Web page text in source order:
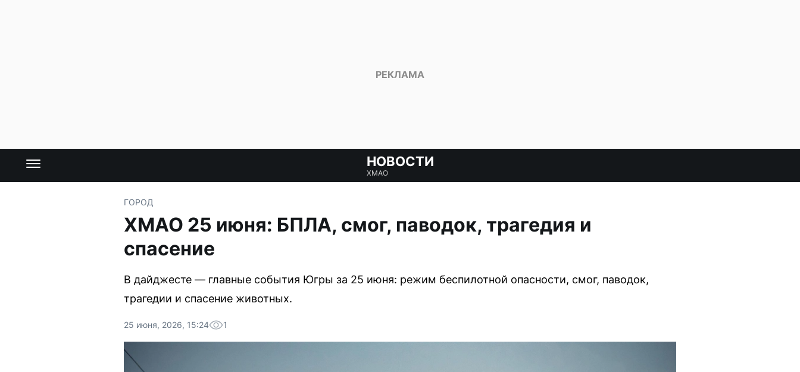
НОВОСТИ
ХМАО
ГОРОД
ХМАО 25 июня: БПЛА, смог, паводок, трагедия и
спасение
В дайджесте — главные события Югры за 25 июня: режим беспилотной опасности, смог, паводок,
трагедии и спасение животных.
25 июня, 2026, 15:24 1